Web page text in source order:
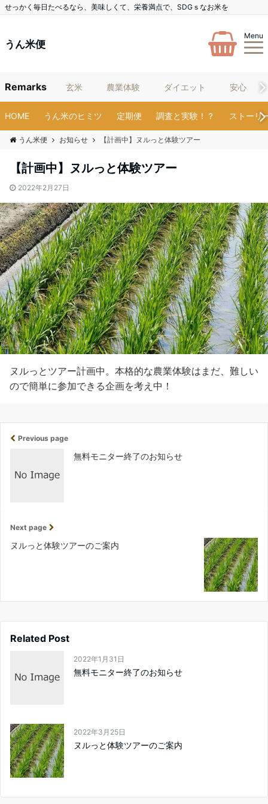
せっかく毎日たべるなら、美味しくて、栄養満点で、SDGｓなお米を
うん米便
Menu
Remarks 玄米 農業体験 ダイエット 安心
HOME うん米のヒミツ 定期便 調査と実験！？ ストーリ
うん米便 お知らせ 【計画中】ヌルっと体験ツアー
【計画中】ヌルっと体験ツアー
2022年2月27日
ヌルっとツアー計画中。本格的な農業体験はまだ、難しい
ので簡単に参加できる企画を考え中！
Previous page
無料モニター終了のお知らせ
Next page
ヌルっと体験ツアーのご案内
Related Post
2022年1月31日
無料モニター終了のお知らせ
2022年3月25日
ヌルっと体験ツアーのご案内